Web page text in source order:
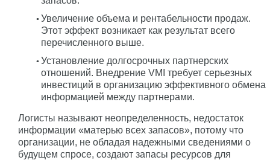
Увеличение объема и рентабельности продаж.
Этот эффект возникает как результат всего
перечисленного выше.
Установление долгосрочных партнерских
отношений. Внедрение VMI требует серьезных
инвестиций в организацию эффективного обмена
информацией между партнерами.
Логисты называют неопределенность, недостаток
информации «матерью всех запасов», потому что
организации, не обладая надежными сведениями о
будущем спросе, создают запасы ресурсов для